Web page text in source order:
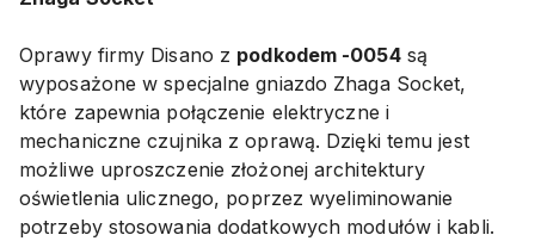
Oprawy firmy Disano z podkodem -0054są
wyposażone w specjalne gniazdo Zhaga Socket,
które zapewnia połączenie elektryczne i
mechaniczne czujnika z oprawą. Dzięki temu jest
możliwe uproszczenie złożonej architektury
oświetlenia ulicznego, poprzez wyeliminowanie
potrzeby stosowania dodatkowych modułów i kabli.